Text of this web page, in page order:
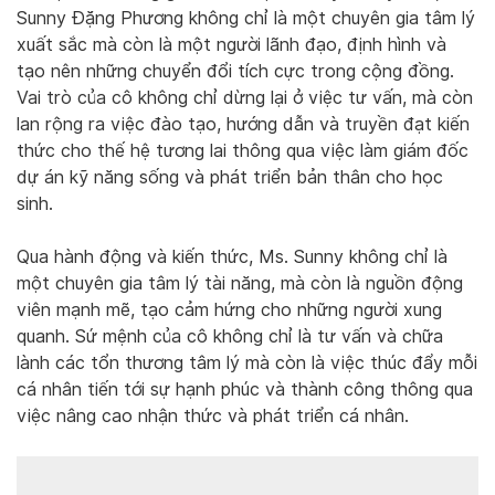
Sunny Đặng Phương không chỉ là một chuyên gia tâm lý
xuất sắc mà còn là một người lãnh đạo, định hình và
tạo nên những chuyển đổi tích cực trong cộng đồng.
Vai trò của cô không chỉ dừng lại ở việc tư vấn, mà còn
lan rộng ra việc đào tạo, hướng dẫn và truyền đạt kiến
thức cho thế hệ tương lai thông qua việc làm giám đốc
dự án kỹ năng sống và phát triển bản thân cho học
sinh.
Qua hành động và kiến thức, Ms. Sunny không chỉ là
một chuyên gia tâm lý tài năng, mà còn là nguồn động
viên mạnh mẽ, tạo cảm hứng cho những người xung
quanh. Sứ mệnh của cô không chỉ là tư vấn và chữa
lành các tổn thương tâm lý mà còn là việc thúc đẩy mỗi
cá nhân tiến tới sự hạnh phúc và thành công thông qua
việc nâng cao nhận thức và phát triển cá nhân.